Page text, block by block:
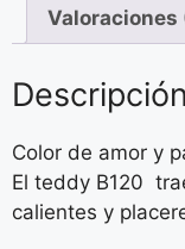
Valoraciones
Descripción
Color de amor y
El teddy B120
calientes y